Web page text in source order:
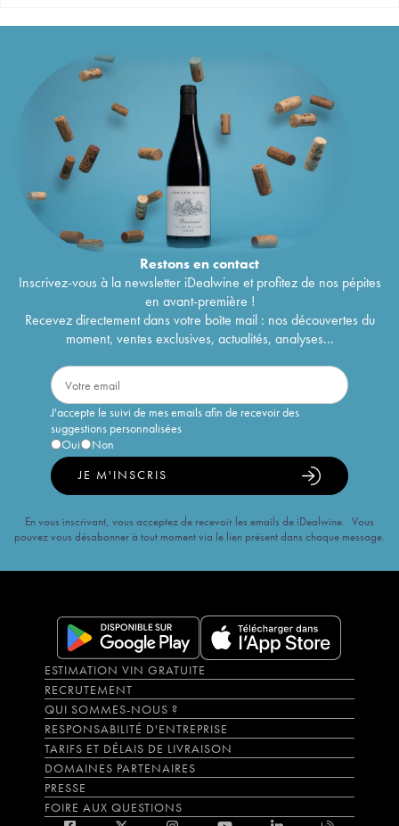
Restons encontact
Inscrivez-vous à la newsletter iDealwine et profitez de nos pépites
en avant-première !
Recevez directement dans votre boîte mail : nos découvertes du
moment, ventes exclusives, actualités, analyses...
J'accepte le suivi de mes emails afin de recevoir des
suggestions personnalisées
Oui
Non
JE M'INSCRIS
En vous inscrivant, vous acceptez de recevoir les emails de iDealwine. Vous
pouvez vous désabonner à tout moment via le lien présent dans chaque message.
ESTIMATION VIN GRATUITE
RECRUTEMENT
QUI SOMMES-NOUS ?
RESPONSABILITÉ D'ENTREPRISE
TARIFS ET DÉLAIS DE LIVRAISON
DOMAINES PARTENAIRES
PRESSE
FOIRE AUX QUESTIONS